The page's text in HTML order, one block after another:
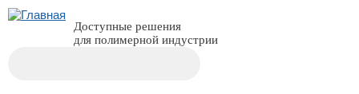
Доступные решения
для полимерной индустрии